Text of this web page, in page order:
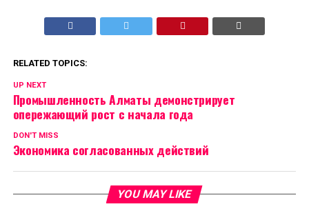
RELATED TOPICS:
UP NEXT
Промышленность Алматы демонстрирует
опережающий рост с начала года
DON'T MISS
Экономика согласованных действий
YOU MAY LIKE